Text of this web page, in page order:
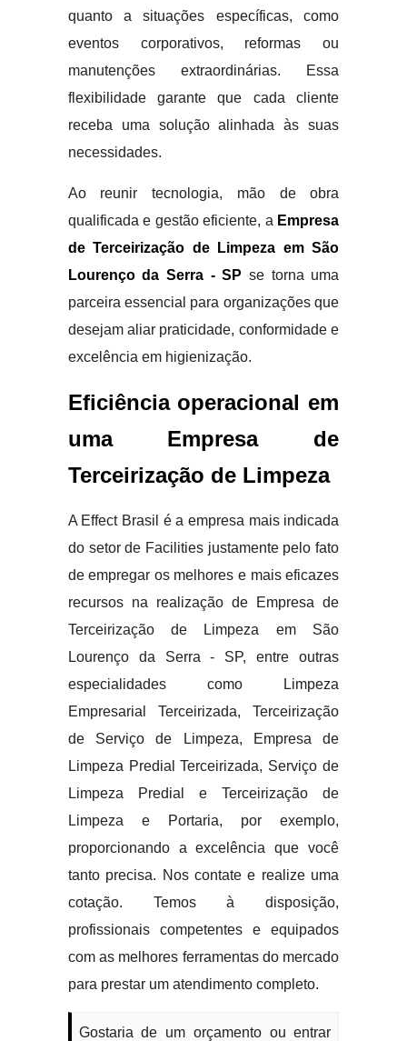
quanto a situações específicas, como
eventos corporativos, reformas ou
manutenções extraordinárias. Essa
flexibilidade garante que cada cliente
receba uma solução alinhada às suas
necessidades.
Ao reunir tecnologia, mão de obra
qualificada e gestão eficiente, a Empresa
de Terceirização de Limpeza em São
Lourenço da Serra - SP se torna uma
parceira essencial para organizações que
desejam aliar praticidade, conformidade e
excelência em higienização.
Eficiência operacional em
uma Empresa de
Terceirização de Limpeza
A Effect Brasil é a empresa mais indicada
do setor de Facilities justamente pelo fato
de empregar os melhores e mais eficazes
recursos na realização de Empresa de
Terceirização de Limpeza em São
Lourenço da Serra - SP, entre outras
especialidades como Limpeza
Empresarial Terceirizada, Terceirização
de Serviço de Limpeza, Empresa de
Limpeza Predial Terceirizada, Serviço de
Limpeza Predial e Terceirização de
Limpeza e Portaria, por exemplo,
proporcionando a excelência que você
tanto precisa. Nos contate e realize uma
cotação. Temos à disposição,
profissionais competentes e equipados
com as melhores ferramentas do mercado
para prestar um atendimento completo.
Gostaria de um orçamento ou entrar